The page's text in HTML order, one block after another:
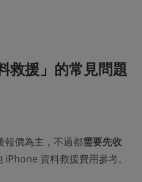
救援」的常見問題
報價為主，不過都需要先收
iPhone 資料救援費用參考。